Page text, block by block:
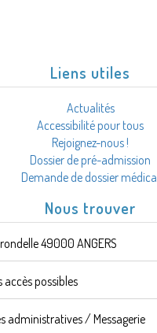
Liens utiles
Actualités
Accessibilité pour tous
Rejoignez-nous !
Dossier de pré-admission
Demande de dossier médical
Nous trouver
49000 ANGERS
accès possibles
administratives / Messagerie